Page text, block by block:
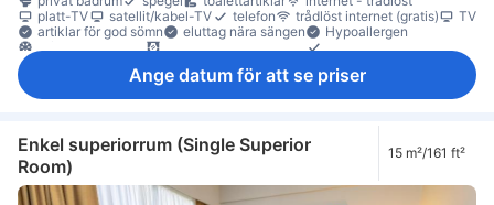
platt-TV
satellit/kabel-TV telefon trådlöst internet (gratis)
TV
artiklar för god sömn
eluttag nära sängen
Hypoallergen
luftkonditionering
mörkläggningsgardiner
sängkläder
heltäckningsmatta
papperskorgar skrivbord
trä/parkettgolv
Ange datum för att se priser
Enkel superiorrum (Single Superior
Room)
15 m²/161 ft²